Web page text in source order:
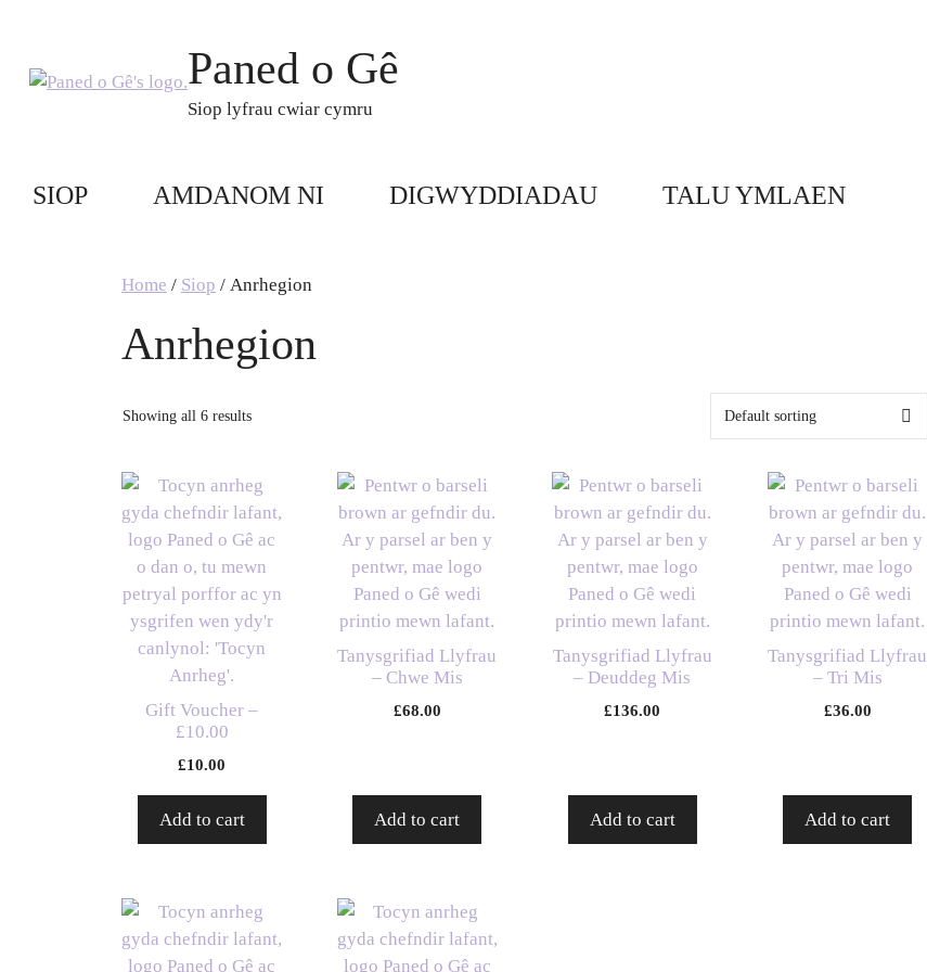
content
Paned o Gê
Siop lyfrau cwiar cymru
SIOP AMDANOM NI DIGWYDDIADAU TALU YMLAEN
Home / Siop / Anrhegion
Anrhegion
Showing all 6 results
Gift Voucher –
£10.00
£10.00
Add to cart
Tanysgrifiad Llyfrau
– Chwe Mis
£68.00
Add to cart
Tanysgrifiad Llyfrau
– Deuddeg Mis
£136.00
Add to cart
Tanysgrifiad Llyfrau
– Tri Mis
£36.00
Add to cart